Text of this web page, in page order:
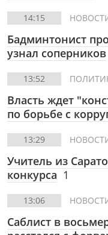
14:15
Бадминтонист
узнал соперников
13:52
Власть ждет
по борьбе с
13:29
Учитель из
конкурса 1
13:06
Саблист в